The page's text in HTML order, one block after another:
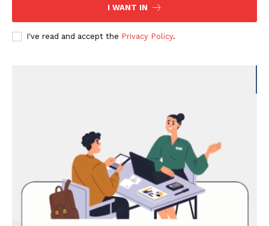
I WANT IN
I've read and accept the Privacy Policy.